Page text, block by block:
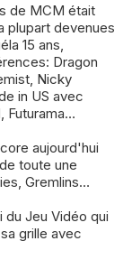
de MCM était
plupart devenues
15 ans,
Dragon
Nicky
in US avec
Futurama…
aujourd'hui
toute une
Gremlins…
Jeu Vidéo qui
grille avec